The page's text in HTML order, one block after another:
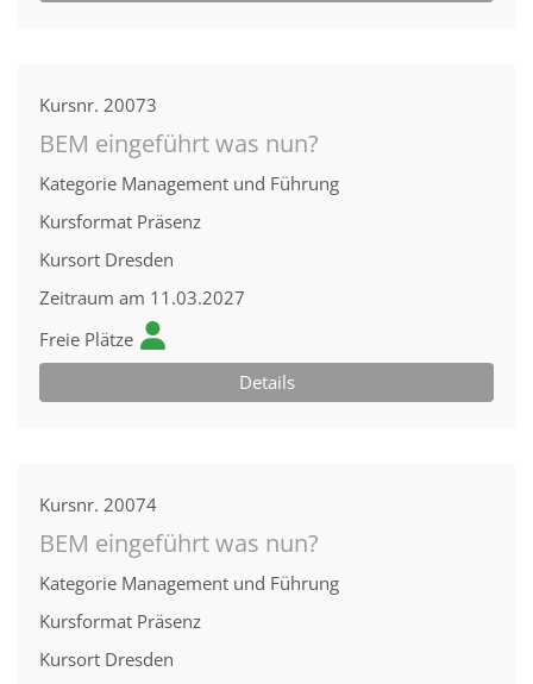
Kursnr. 20073
BEM eingeführt was nun?
Kategorie Management und Führung
Kursformat Präsenz
Kursort Dresden
Zeitraum am 11.03.2027
Freie Plätze
Details
Kursnr. 20074
BEM eingeführt was nun?
Kategorie Management und Führung
Kursformat Präsenz
Kursort Dresden